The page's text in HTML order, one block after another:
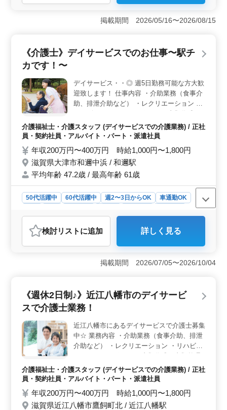
＜アクセスの利便性＞ 能登川駅から近いため、通勤が
便利です。日々のストレスを減らし、仕事に集中しやす
くなります。 ＜雇用形態の多様性＞ 正社員、契約
ランに合わせて選択できます。 ＜中高年活躍中＞
社会保険完備で、安心して長く働ける環境が整っていま
験を活かして活躍できる場所です。
掲載期間 2026/05/16〜2026/08/15
《介護士》デイサービスでのお仕事〜駅チ
カです！〜
デイサービス・・◎ 週5日勤務可能な方大歓
迎致します！ 仕事内容 ・介助業務（食事介
助、排泄介助など） ・レクリエーション ・
書類整理 ・サービス利用者の家族との相
談、助言 等 ポイント 駅チカ(駅から徒歩5分
お待ちしております！
介護福祉士・介護スタッフ (デイサービスでの介護業務) / 正社
員・契約社員・アルバイト・パート・派遣社員
年収200万円〜400万円 時給1,000円〜1,800円
滋賀県大津市和邇中浜 / 和邇駅
平均年齢 47.2歳 / 最高年齢 61歳
50代活躍中 60代活躍中 週2〜3日からOK
車通勤OK
介護福祉士・介護スタッフ
おすすめポイント
＜業務内容＞ デイサービスでのお仕事。 介助業務や
レクリエーション、リハビリテーションサポートまで
様々な業務があります。ご経験を活かして、サービス利
ーズで、仕事とプライベートの両立もしやすい環境で
す。 ＜ベテラン歓迎＞ 介護業務のベテランの方を
た働き方を実現しませんか？
検討リスト に追加 詳しく見る
掲載期間 2026/07/05〜2026/10/04
《週休2日制♪》近江八幡市のデイサービ
スで介護士業務！
近江八幡市にあるデイサービスで介護士募集
中☆ 業務内容 ・介助業務（食事介助、排泄
介助など） ・レクリエーション ・リハビリ
・サービス利用者の家族との相談、助言 備
考 ＊シフト制(週3日以上相談可能) ＊交通費
はお気軽にお問い合わせください！
介護福祉士・介護スタッフ (デイサービスでの介護業務) / 正社
員・契約社員・アルバイト・パート・派遣社員
年収200万円〜400万円 時給1,000円〜1,800円
滋賀県近江八幡市鷹飼町北 / 近江八幡駅